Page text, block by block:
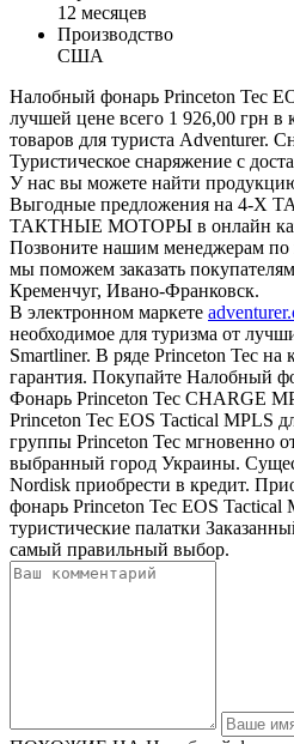
12 месяцев
Производство
США
Налобный фонарь Princeton Tec
лучшей цене всего 1 926,00 грн в
товаров для туриста Adventurer.
Туристическое снаряжение с
У нас вы можете найти
Выгодные предложения на 4-
ТАКТНЫЕ МОТОРЫ в онлайн
Позвоните нашим менеджерам по
мы поможем заказать
Кременчуг, Ивано-Франковск.
В электронном маркете
необходимое для туризма от
Smartliner. В ряде Princeton Tec на
гарантия. Покупайте Налобный
Фонарь Princeton Tec CHARGE
Princeton Tec EOS Tactical MPLS
группы Princeton Tec мгновенно
выбранный город Украины.
Nordisk приобрести в кредит.
фонарь Princeton Tec EOS Tactical
туристические палатки
самый правильный выбор.